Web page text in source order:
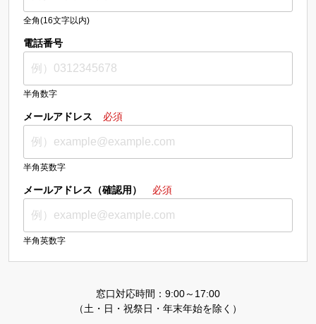
全角(16文字以内)
電話番号
半角数字
メールアドレス 必須
半角英数字
メールアドレス（確認用） 必須
半角英数字
窓口対応時間：9:00～17:00
（土・日・祝祭日・年末年始を除く）